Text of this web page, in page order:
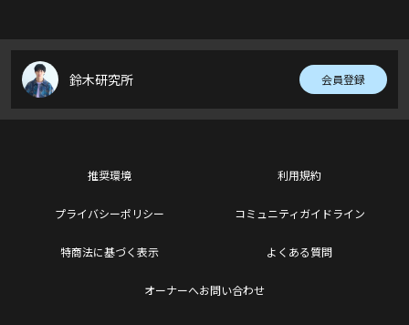
鈴木研究所 会員登録
推奨環境 利用規約
プライバシーポリシー コミュニティガイドライン
特商法に基づく表示 よくある質問
オーナーへお問い合わせ